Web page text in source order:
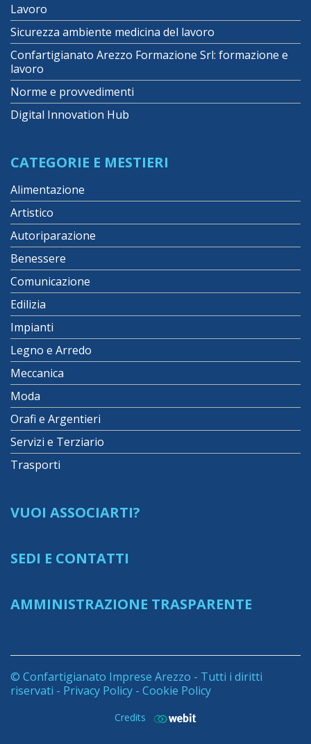
Lavoro
Sicurezza ambiente medicina del lavoro
Confartigianato Arezzo Formazione Srl: formazione e
lavoro
Norme e provvedimenti
Digital Innovation Hub
CATEGORIE E MESTIERI
Alimentazione
Artistico
Autoriparazione
Benessere
Comunicazione
Edilizia
Impianti
Legno e Arredo
Meccanica
Moda
Orafi e Argentieri
Servizi e Terziario
Trasporti
VUOI ASSOCIARTI?
SEDI E CONTATTI
AMMINISTRAZIONE TRASPARENTE
© Confartigianato Imprese Arezzo - Tutti i diritti
riservati - Privacy Policy - Cookie Policy
Credits